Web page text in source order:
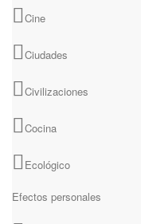
Cine
Ciudades
Civilizaciones
Cocina
Ecológico
Efectos personales